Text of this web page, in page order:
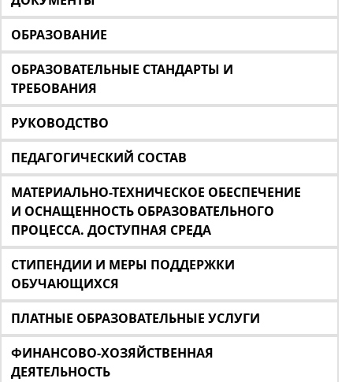
ОБРАЗОВАНИЕ
ОБРАЗОВАТЕЛЬНЫЕ СТАНДАРТЫ И
ТРЕБОВАНИЯ
РУКОВОДСТВО
ПЕДАГОГИЧЕСКИЙ СОСТАВ
МАТЕРИАЛЬНО-ТЕХНИЧЕСКОЕ ОБЕСПЕЧЕНИЕ
И ОСНАЩЕННОСТЬ ОБРАЗОВАТЕЛЬНОГО
ПРОЦЕССА. ДОСТУПНАЯ СРЕДА
СТИПЕНДИИ И МЕРЫ ПОДДЕРЖКИ
ОБУЧАЮЩИХСЯ
ПЛАТНЫЕ ОБРАЗОВАТЕЛЬНЫЕ УСЛУГИ
ФИНАНСОВО-ХОЗЯЙСТВЕННАЯ
ДЕЯТЕЛЬНОСТЬ